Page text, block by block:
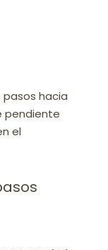
pasos hacia
pendiente
el